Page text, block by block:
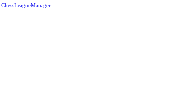
ChessLeagueManager